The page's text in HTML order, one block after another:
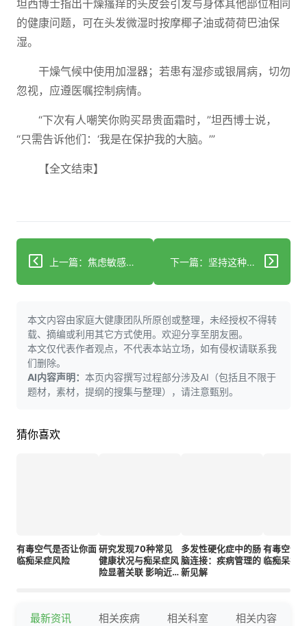
坦西博士指出干燥瘙痒的头皮会引发与身体其他部位相同
的健康问题，可在头发微湿时按摩椰子油或荷荷巴油保
湿。
干燥气候中使用加湿器；若患有湿疹或银屑病，切勿
忽视，应遵医嘱控制病情。
“下次有人嘲笑你购买昂贵面霜时，”坦西博士说，
“只需告诉他们：‘我是在保护我的大脑。’”
【全文结束】
上一篇：焦虑敏感性升高与晚年抑郁症记忆问题相关联 下一篇：坚持这种特定饮食可大幅降低痴呆风险
本文内容由家庭大健康团队所原创或整理，未经授权不得转
载、摘编或利用其它方式使用。欢迎分享至朋友圈。
本文仅代表作者观点，不代表本站立场，如有侵权请联系我
们删除。
AI内容声明： 本页内容撰写过程部分涉及AI（包括且不限于
题材，素材，提纲的搜集与整理），请注意甄别。
猜你喜欢
有毒空气是否让你面
临痴呆症风险
研究发现70种常见
健康状况与痴呆症风
险显著关联 影响近所
多发性硬化症中的肠
脑连接：疾病管理的
新见解
有毒空气
临痴呆症
最新资讯 相关疾病 相关科室 相关内容